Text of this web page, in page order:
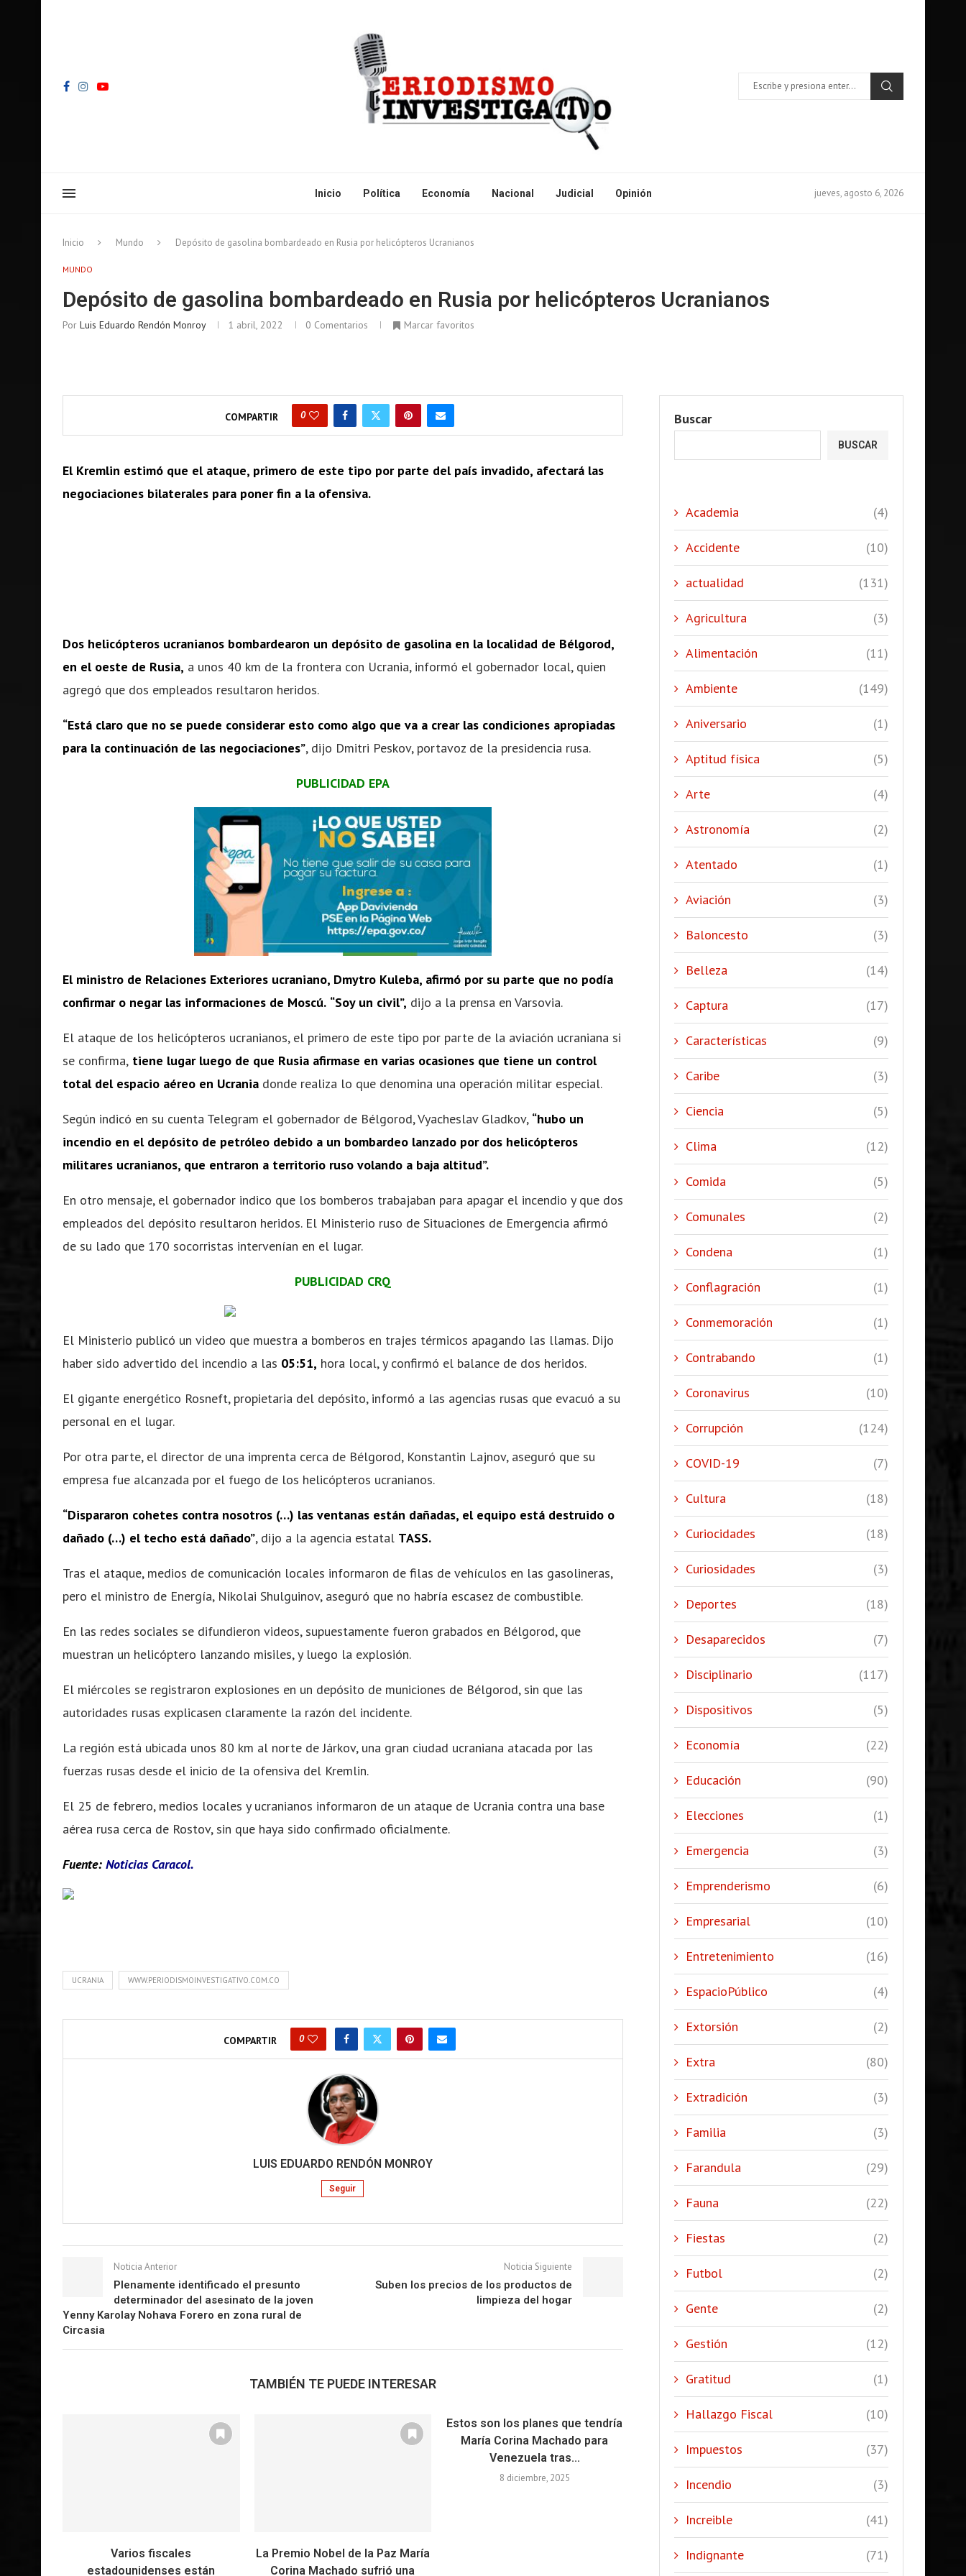
Inicio Política Economía Nacional Judicial Opinión jueves, agosto 6, 2026
Inicio Mundo Depósito de gasolina bombardeado en Rusia por helicópteros Ucranianos
MUNDO
Depósito de gasolina bombardeado en Rusia por helicópteros Ucranianos
Por Luis Eduardo Rendón Monroy 1 abril, 2022 0 Comentarios Marcar favoritos
COMPARTIR 0
El Kremlin estimó que el ataque, primero de este tipo por parte del país invadido, afectará las
negociaciones bilaterales para poner fin a la ofensiva.
Dos helicópteros ucranianos bombardearon un depósito de gasolina en la localidad de Bélgorod,
en el oeste de Rusia, a unos 40 km de la frontera con Ucrania, informó el gobernador local, quien
agregó que dos empleados resultaron heridos.
“Está claro que no se puede considerar esto como algo que va a crear las condiciones apropiadas
para la continuación de las negociaciones”, dijo Dmitri Peskov, portavoz de la presidencia rusa.
PUBLICIDAD EPA
El ministro de Relaciones Exteriores ucraniano, Dmytro Kuleba, afirmó por su parte que no podía
confirmar o negar las informaciones de Moscú. “Soy un civil”, dijo a la prensa en Varsovia.
El ataque de los helicópteros ucranianos, el primero de este tipo por parte de la aviación ucraniana si
se confirma, tiene lugar luego de que Rusia afirmase en varias ocasiones que tiene un control
total del espacio aéreo en Ucrania donde realiza lo que denomina una operación militar especial.
Según indicó en su cuenta Telegram el gobernador de Bélgorod, Vyacheslav Gladkov, “hubo un
incendio en el depósito de petróleo debido a un bombardeo lanzado por dos helicópteros
militares ucranianos, que entraron a territorio ruso volando a baja altitud”.
En otro mensaje, el gobernador indico que los bomberos trabajaban para apagar el incendio y que dos
empleados del depósito resultaron heridos. El Ministerio ruso de Situaciones de Emergencia afirmó
de su lado que 170 socorristas intervenían en el lugar.
PUBLICIDAD CRQ
El Ministerio publicó un video que muestra a bomberos en trajes térmicos apagando las llamas. Dijo
haber sido advertido del incendio a las 05:51, hora local, y confirmó el balance de dos heridos.
El gigante energético Rosneft, propietaria del depósito, informó a las agencias rusas que evacuó a su
personal en el lugar.
Por otra parte, el director de una imprenta cerca de Bélgorod, Konstantin Lajnov, aseguró que su
empresa fue alcanzada por el fuego de los helicópteros ucranianos.
“Dispararon cohetes contra nosotros (…) las ventanas están dañadas, el equipo está destruido o
dañado (…) el techo está dañado”, dijo a la agencia estatal TASS.
Tras el ataque, medios de comunicación locales informaron de filas de vehículos en las gasolineras,
pero el ministro de Energía, Nikolai Shulguinov, aseguró que no habría escasez de combustible.
En las redes sociales se difundieron videos, supuestamente fueron grabados en Bélgorod, que
muestran un helicóptero lanzando misiles, y luego la explosión.
El miércoles se registraron explosiones en un depósito de municiones de Bélgorod, sin que las
autoridades rusas explicasen claramente la razón del incidente.
La región está ubicada unos 80 km al norte de Járkov, una gran ciudad ucraniana atacada por las
fuerzas rusas desde el inicio de la ofensiva del Kremlin.
El 25 de febrero, medios locales y ucranianos informaron de un ataque de Ucrania contra una base
aérea rusa cerca de Rostov, sin que haya sido confirmado oficialmente.
Fuente: Noticias Caracol.
UCRANIA WWW.PERIODISMOINVESTIGATIVO.COM.CO
COMPARTIR 0
LUIS EDUARDO RENDÓN MONROY
Seguir
Noticia Anterior
Plenamente identificado el presunto
determinador del asesinato de la joven
Yenny Karolay Nohava Forero en zona rural de
Circasia
Noticia Siguiente
Suben los precios de los productos de
limpieza del hogar
TAMBIÉN TE PUEDE INTERESAR
Varios fiscales
estadounidenses están
La Premio Nobel de la Paz María
Corina Machado sufrió una
Estos son los planes que tendría
María Corina Machado para
Venezuela tras...
8 diciembre, 2025
Buscar
BUSCAR
Academia (4)
Accidente (10)
actualidad (131)
Agricultura (3)
Alimentación (11)
Ambiente (149)
Aniversario (1)
Aptitud física (5)
Arte (4)
Astronomía (2)
Atentado (1)
Aviación (3)
Baloncesto (3)
Belleza (14)
Captura (17)
Características (9)
Caribe (3)
Ciencia (5)
Clima (12)
Comida (5)
Comunales (2)
Condena (1)
Conflagración (1)
Conmemoración (1)
Contrabando (1)
Coronavirus (10)
Corrupción (124)
COVID-19 (7)
Cultura (18)
Curiocidades (18)
Curiosidades (3)
Deportes (18)
Desaparecidos (7)
Disciplinario (117)
Dispositivos (5)
Economía (22)
Educación (90)
Elecciones (1)
Emergencia (3)
Emprenderismo (6)
Empresarial (10)
Entretenimiento (16)
EspacioPúblico (4)
Extorsión (2)
Extra (80)
Extradición (3)
Familia (3)
Farandula (29)
Fauna (22)
Fiestas (2)
Futbol (2)
Gente (2)
Gestión (12)
Gratitud (1)
Hallazgo Fiscal (10)
Impuestos (37)
Incendio (3)
Increible (41)
Indignante (71)